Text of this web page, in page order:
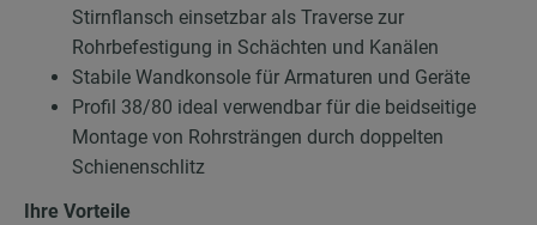
Stirnflansch einsetzbar als Traverse zur
Rohrbefestigung in Schächten und Kanälen
Stabile Wandkonsole für Armaturen und Geräte
Profil 38/80 ideal verwendbar für die beidseitige
Montage von Rohrsträngen durch doppelten
Schienenschlitz
Ihre Vorteile